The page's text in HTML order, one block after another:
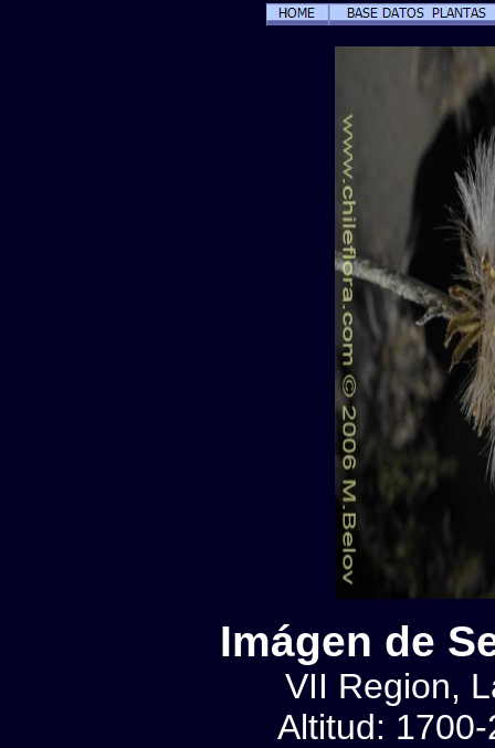
Imágen de
VII Region,
Altitud: